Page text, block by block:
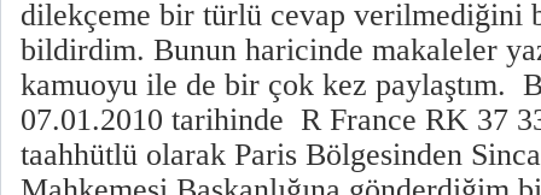
dilekçeme bir türlü cevap verilmediğini
bildirdim. Bunun haricinde makaleler
kamuoyu ile de bir çok kez paylaştım.
07.01.2010 tarihinde R France RK 37
taahhütlü olarak Paris Bölgesinden